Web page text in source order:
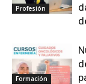
Profesión
Formación